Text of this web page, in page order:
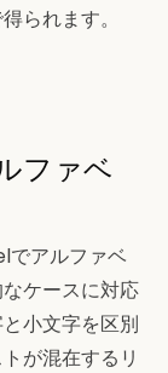
られます。
ファベ
でアルファベ
ケースに対応
小文字を区別
が混在するリ